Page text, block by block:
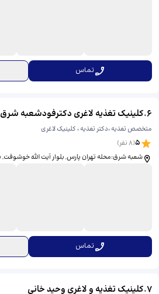
تماس
6
.کلینیک تغذیه لاغری دکترفودشعبه شرق
متخصص تغذیه ،دکتر تغذیه ، کلینیک لاغری
5
(
8نفر)
شعبه شرق:محله تهران پارس, بلوار آیت الله خوشوقت, بلوار آیت الله خوشوقت
تماس
7
.کلینیک تغذیه و لاغری وحید خانی